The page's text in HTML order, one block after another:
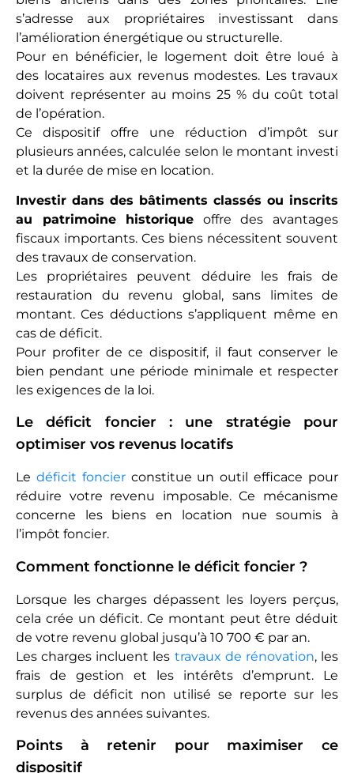
s’adresse aux propriétaires investissant dans
l’amélioration énergétique ou structurelle.
Pour en bénéficier, le logement doit être loué à
des locataires aux revenus modestes. Les travaux
doivent représenter au moins 25 % du coût total
de l’opération.
Ce dispositif offre une réduction d’impôt sur
plusieurs années, calculée selon le montant investi
et la durée de mise en location.
Investir dans des bâtiments classés ou inscrits
au patrimoine historique offre des avantages
fiscaux importants. Ces biens nécessitent souvent
des travaux de conservation.
Les propriétaires peuvent déduire les frais de
restauration du revenu global, sans limites de
montant. Ces déductions s’appliquent même en
cas de déficit.
Pour profiter de ce dispositif, il faut conserver le
bien pendant une période minimale et respecter
les exigences de la loi.
Le déficit foncier : une stratégie pour
optimiser vos revenus locatifs
Le déficit foncierconstitue un outil efficace pour
réduire votre revenu imposable. Ce mécanisme
concerne les biens en location nue soumis à
l’impôt foncier.
Comment fonctionne le déficit foncier ?
Lorsque les charges dépassent les loyers perçus,
cela crée un déficit. Ce montant peut être déduit
de votre revenu global jusqu’à 10 700 € par an.
Les charges incluent les travaux de rénovation, les
frais de gestion et les intérêts d’emprunt. Le
surplus de déficit non utilisé se reporte sur les
revenus des années suivantes.
Points à retenir pour maximiser ce
dispositif